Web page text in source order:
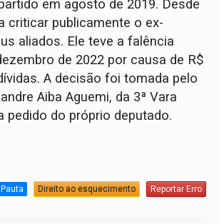
em agosto de 2019. Desde
criticar publicamente o ex-
aliados. Ele teve a falência
de 2022 por causa de R$
A decisão foi tomada pelo
Aiba Aguemi, da 3ª Vara
pedido do próprio deputado.
Direito ao esquecimento Reportar Erro